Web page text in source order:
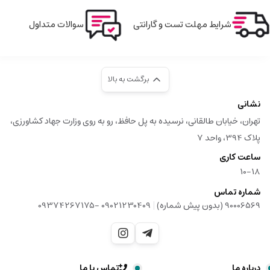
شرایط مهلت تست و گارانتی سوالات متداول
برگشت به بالا
نشانی
تهران، خیابان طالقانی، نرسیده به پل حافظ، رو به روی وزارت جهاد کشاورزی،
پلاک 394، واحد 7
ساعت کاری
10-18
شماره تماس
90006569 (بدون پیش شماره)
|
09021230409 -09374267175